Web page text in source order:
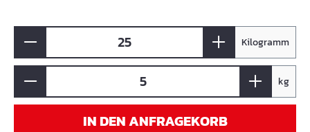
Kilogramm
kg
IN DEN ANFRAGEKORB